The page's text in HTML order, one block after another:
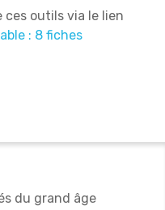
ces outils via le lien
: 8 fiches